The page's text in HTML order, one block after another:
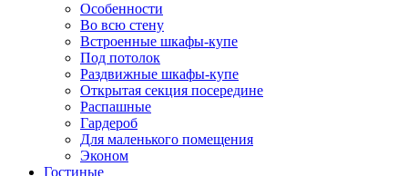
Особенности
Во всю стену
Встроенные шкафы-купе
Под потолок
Раздвижные шкафы-купе
Открытая секция посередине
Распашные
Гардероб
Для маленького помещения
Эконом
Гостиные